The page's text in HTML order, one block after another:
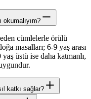
cümlelerle örülü
masalları; 6-9 yaş arası
üstü ise daha katmanlı,
katkı sağlar?